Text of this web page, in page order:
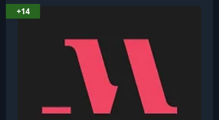
современные инструменты. Автор научных
статей, опубликованных в печатных изданиях,
Министерстве науки и высшего образования
Российской Федерации.
+14